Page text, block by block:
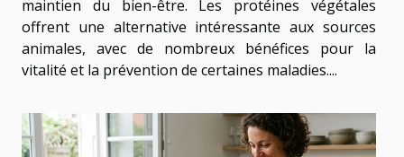
maintien du bien-être. Les protéines végétales
offrent une alternative intéressante aux sources
animales, avec de nombreux bénéfices pour la
vitalité et la prévention de certaines maladies....